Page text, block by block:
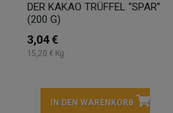
DER KAKAO TRÜFFEL “SPAR”
(200 G)
3,04 €
15,20 € Kg
IN DEN WARENKORB